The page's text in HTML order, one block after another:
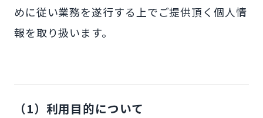
めに従い業務を遂行する上でご提供頂く個人情
報を取り扱います。
（1）利用目的について